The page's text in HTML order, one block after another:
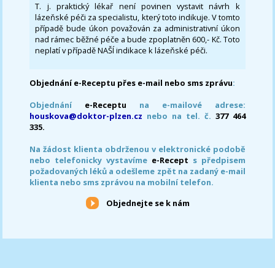
T. j. praktický lékař není povinen vystavit návrh k
lázeňské péči za specialistu, který toto indikuje. V tomto
případě bude úkon považován za administrativní úkon
nad rámec běžné péče a bude zpoplatněn 600,- Kč. Toto
neplatí v případě NAŠÍ indikace k lázeňské péči.
Objednání e-Receptu přes e-mail nebo sms zprávu:
Objednání e-Receptu na e-mailové adrese:
houskova@doktor-plzen.cz nebo na tel. č. 377 464
335.
Na žádost klienta obdrženou v elektronické podobě
nebo telefonicky vystavíme e-Recept s předpisem
požadovaných léků a odešleme zpět na zadaný e-mail
klienta nebo sms zprávou na mobilní telefon.
Objednejte se k nám